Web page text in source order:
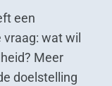
een
wat wil
Meer
doelstelling